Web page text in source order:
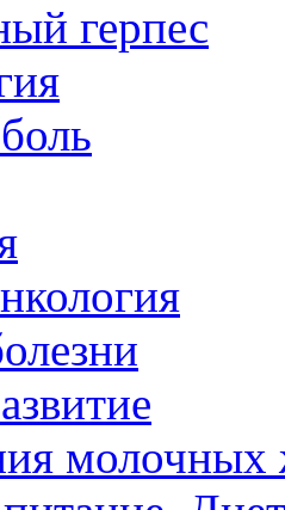
герпес
молочных